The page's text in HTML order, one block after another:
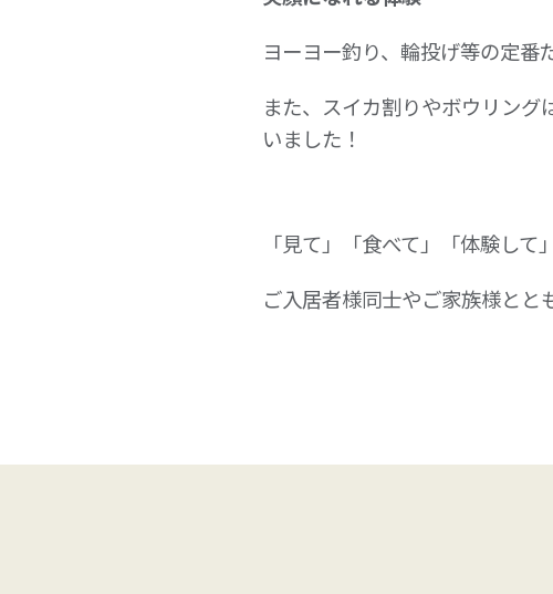
ヨーヨー釣り、輪投げ等の定番
また、スイカ割りやボウリン
いました！
「見て」「食べて」「体験して
ご入居者様同士やご家族様とと